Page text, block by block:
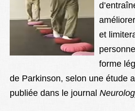
et
forme
de Parkinson, selon une étude
publiée dans le journal